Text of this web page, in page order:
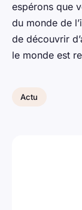
espérons que
du monde de
de découvrir
le monde est
Actu